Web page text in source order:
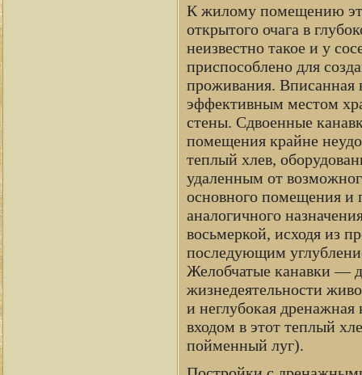
К жилому помещению
открытого очага в
неизвестно такое и у
приспособлено для
проживания. Вписанная
эффективным местом
стены. Сдвоенные
помещения крайне
теплый хлев,
удаленным от
основного помещения
аналогичного
восьмеркой, исходя из
последующим
Желобчатые канавки —
жизнедеятельности
и неглубокая
входом в этот теплый
пойменный луг).